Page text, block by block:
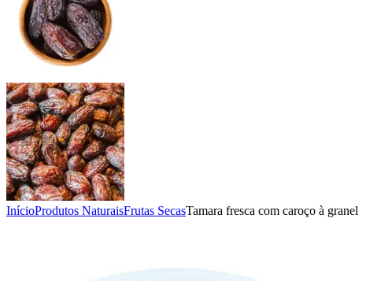
InícioProdutos NaturaisFrutas SecasTamara fresca com caroço à granel